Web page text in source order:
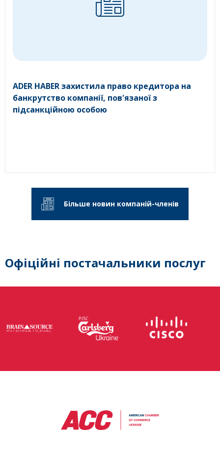
ADER HABER захистила право кредитора на
банкрутство компанії, пов'язаної з
підсанкційною особою
Більше новин компаній-членів
Офіційні постачальники послуг